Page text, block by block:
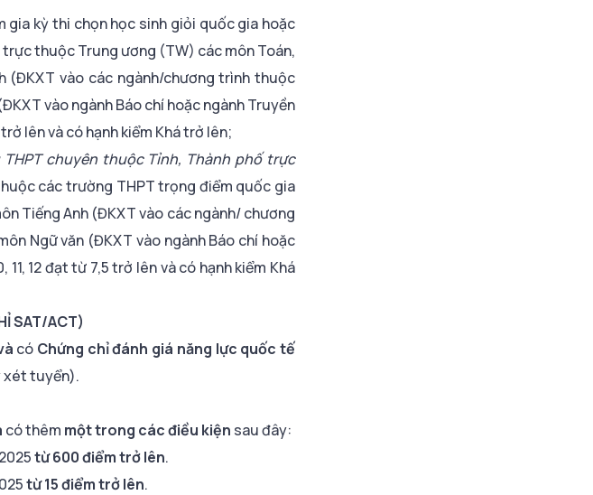
gia kỳ thi chọn học sinh giỏi quốc gia hoặc
thuộc Trung ương (TW) các môn Toán,
(ĐKXT vào các ngành/chương trình thuộc
vào ngành Báo chí hoặc ngành Truyền
lên và có hạnh kiểm Khá trở lên;
chuyên thuộc Tỉnh, Thành phố trực
các trường THPT trọng điểm quốc gia
Tiếng Anh (ĐKXT vào các ngành/ chương
Ngữ văn (ĐKXT vào ngành Báo chí hoặc
12 đạt từ 7,5 trở lên và có hạnh kiểm Khá
SAT/ACT)
có Chứng chỉ đánh giá năng lực quốc tế
xét tuyển).
có thêm một trong các điều kiện sau đây:
từ 600 điểm trở lên.
từ 15 điểm trở lên.